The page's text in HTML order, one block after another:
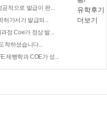
적으로 발급이 완...
허가서가 발급되...
정 Coe가 정상 발...
착하셨습니다...
제빵학과 COE가 성...